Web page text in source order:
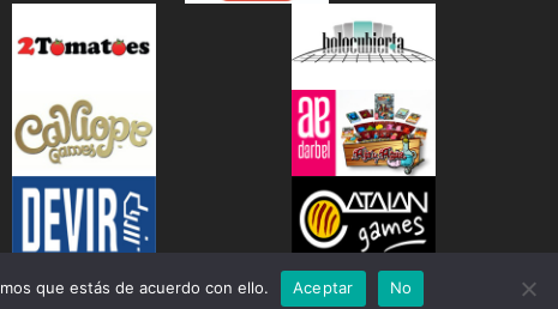
que estás de acuerdo con ello. Aceptar No